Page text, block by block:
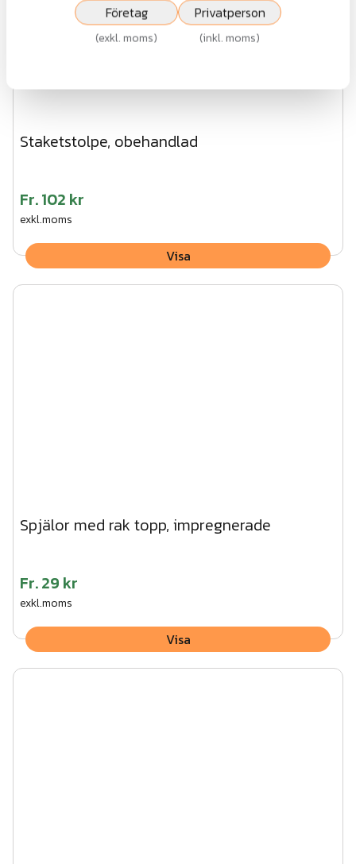
Staketstolpe, obehandlad
Fr.102 kr
exkl.moms
Visa
Spjälor med rak topp, impregnerade
Fr.29 kr
exkl.moms
Visa
Företag
(exkl. moms)
Privatperson
(inkl. moms)